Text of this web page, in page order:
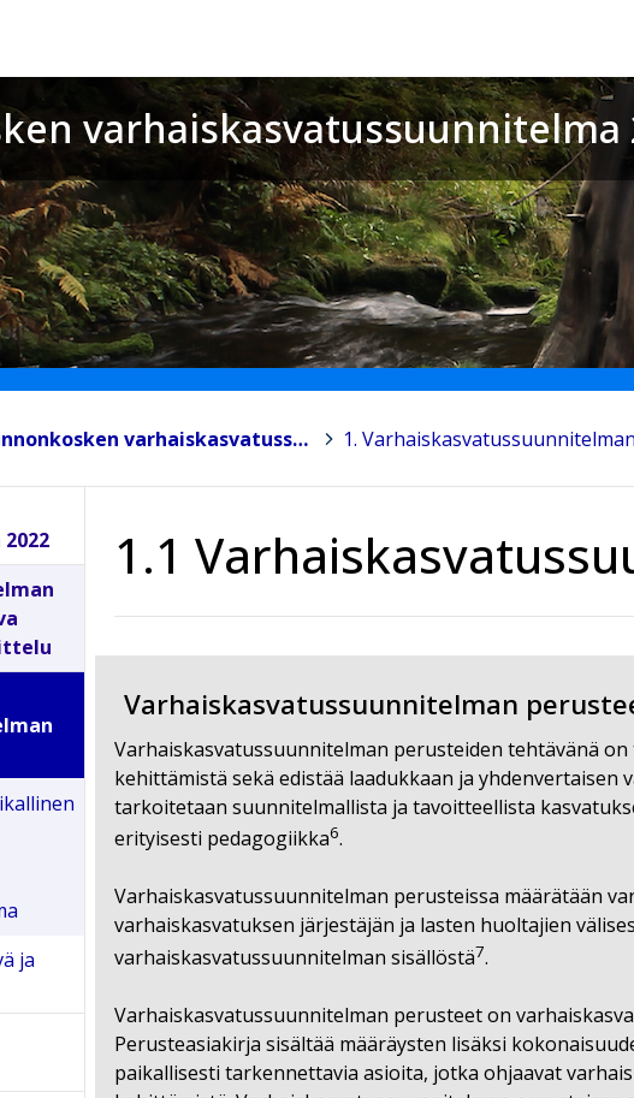
varhaiskasvatussuunnitelma
Kannonkosken varhaiskasvatussuunnitelma 2022 >
1.1
Varhaiskasvatussuunnitelman
Varhaiskasvatussuunnitelman perusteiden tehtävänä
kehittämistä sekä edistää laadukkaan ja
tarkoitetaan suunnitelmallista ja tavoitteellista
erityisesti pedagogiikka6.
Varhaiskasvatussuunnitelman perusteissa määrätään
varhaiskasvatuksen järjestäjän ja lasten huoltajien
varhaiskasvatussuunnitelman sisällöstä7.
Varhaiskasvatussuunnitelman perusteet on
Perusteasiakirja sisältää määräysten lisäksi
paikallisesti tarkennettavia asioita, jotka ohjaavat
ja